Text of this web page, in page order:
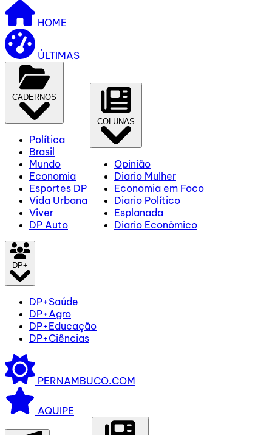
HOME
ÚLTIMAS
CADERNOS
Política
Brasil
Mundo
Economia
Esportes DP
Vida Urbana
Viver
DP Auto
COLUNAS
Opinião
Diario Mulher
Economia em Foco
Diario Político
Esplanada
Diario Econômico
DP+
DP+Saúde
DP+Agro
DP+Educação
DP+Ciências
PERNAMBUCO.COM
AQUIPE